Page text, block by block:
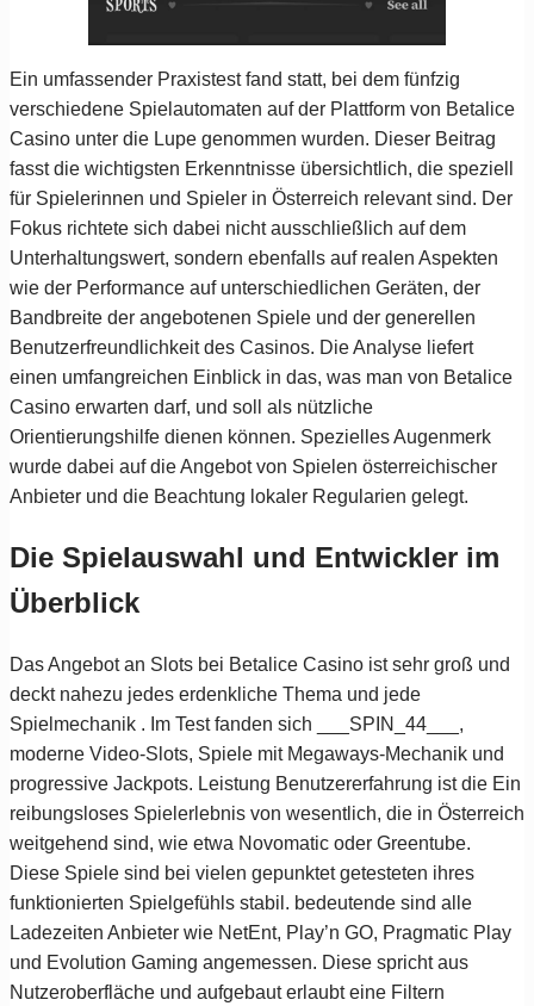
Ein umfassender Praxistest fand statt, bei dem fünfzig
verschiedene Spielautomaten auf der Plattform von Betalice
Casino unter die Lupe genommen wurden. Dieser Beitrag
fasst die wichtigsten Erkenntnisse übersichtlich, die speziell
für Spielerinnen und Spieler in Österreich relevant sind. Der
Fokus richtete sich dabei nicht ausschließlich auf dem
Unterhaltungswert, sondern ebenfalls auf realen Aspekten
wie der Performance auf unterschiedlichen Geräten, der
Bandbreite der angebotenen Spiele und der generellen
Benutzerfreundlichkeit des Casinos. Die Analyse liefert
einen umfangreichen Einblick in das, was man von Betalice
Casino erwarten darf, und soll als nützliche
Orientierungshilfe dienen können. Spezielles Augenmerk
wurde dabei auf die Angebot von Spielen österreichischer
Anbieter und die Beachtung lokaler Regularien gelegt.
Die Spielauswahl und Entwickler im
Überblick
Das Angebot an Slots bei Betalice Casino ist sehr groß und
deckt nahezu jedes erdenkliche Thema und jede
Spielmechanik . Im Test fanden sich ___SPIN_44___,
moderne Video-Slots, Spiele mit Megaways-Mechanik und
progressive Jackpots. Leistung Benutzererfahrung ist die Ein
reibungsloses Spielerlebnis von wesentlich, die in Österreich
weitgehend sind, wie etwa Novomatic oder Greentube.
Diese Spiele sind bei vielen gepunktet getesteten ihres
funktionierten Spielgefühls stabil. bedeutende sind alle
Ladezeiten Anbieter wie NetEnt, Play’n GO, Pragmatic Play
und Evolution Gaming angemessen. Diese spricht aus
Nutzeroberfläche und aufgebaut erlaubt eine Filtern